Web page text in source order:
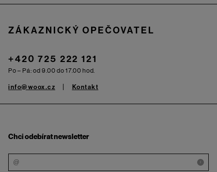
ZÁKAZNICKÝ OPEČOVATEL
+420 725 222 121
Po – Pá: od 9.00 do 17.00 hod.
info@woox.cz Kontakt
Chci odebírat newsletter
i